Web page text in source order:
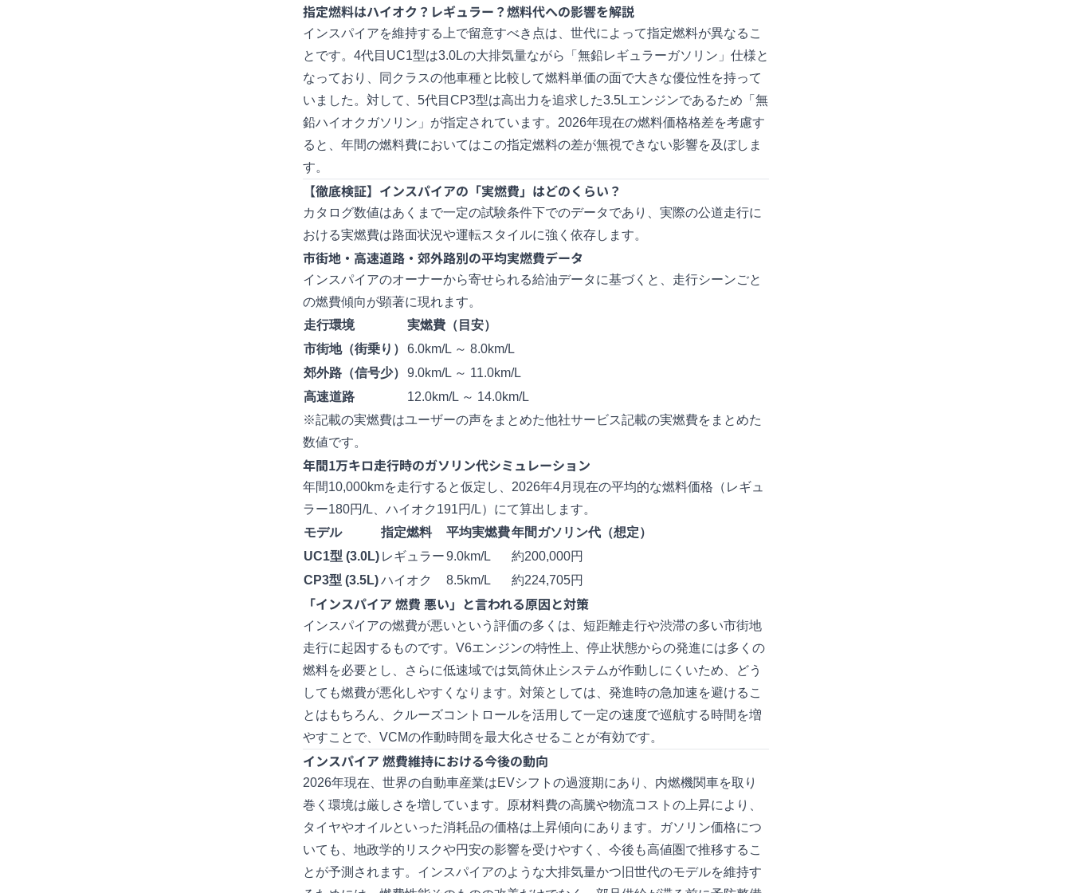
指定燃料はハイオク？レギュラー？燃料代への影響を解説
インスパイアを維持する上で留意すべき点は、世代によって指定燃料が異なるこ
とです。4代目UC1型は3.0Lの大排気量ながら「無鉛レギュラーガソリン」仕様と
なっており、同クラスの他車種と比較して燃料単価の面で大きな優位性を持って
いました。対して、5代目CP3型は高出力を追求した3.5Lエンジンであるため「無
鉛ハイオクガソリン」が指定されています。2026年現在の燃料価格格差を考慮す
ると、年間の燃料費においてはこの指定燃料の差が無視できない影響を及ぼしま
す。
【徹底検証】インスパイアの「実燃費」はどのくらい？
カタログ数値はあくまで一定の試験条件下でのデータであり、実際の公道走行に
おける実燃費は路面状況や運転スタイルに強く依存します。
市街地・高速道路・郊外路別の平均実燃費データ
インスパイアのオーナーから寄せられる給油データに基づくと、走行シーンごと
の燃費傾向が顕著に現れます。
走行環境
実燃費（目安）
市街地（街乗り）
6.0km/L ～ 8.0km/L
郊外路（信号少）
9.0km/L ～ 11.0km/L
高速道路
12.0km/L ～ 14.0km/L
※記載の実燃費はユーザーの声をまとめた他社サービス記載の実燃費をまとめた
数値です。
年間1万キロ走行時のガソリン代シミュレーション
年間10,000kmを走行すると仮定し、2026年4月現在の平均的な燃料価格（レギュ
ラー180円/L、ハイオク191円/L）にて算出します。
モデル
指定燃料 平均実燃費年間ガソリン代（想定）
UC1型 (3.0L) レギュラー9.0km/L
約200,000円
CP3型 (3.5L) ハイオク 8.5km/L 約224,705円
「インスパイア 燃費 悪い」と言われる原因と対策
インスパイアの燃費が悪いという評価の多くは、短距離走行や渋滞の多い市街地
走行に起因するものです。V6エンジンの特性上、停止状態からの発進には多くの
燃料を必要とし、さらに低速域では気筒休止システムが作動しにくいため、どう
しても燃費が悪化しやすくなります。対策としては、発進時の急加速を避けるこ
とはもちろん、クルーズコントロールを活用して一定の速度で巡航する時間を増
やすことで、VCMの作動時間を最大化させることが有効です。
インスパイア 燃費維持における今後の動向
2026年現在、世界の自動車産業はEVシフトの過渡期にあり、内燃機関車を取り
巻く環境は厳しさを増しています。原材料費の高騰や物流コストの上昇により、
タイヤやオイルといった消耗品の価格は上昇傾向にあります。ガソリン価格につ
いても、地政学的リスクや円安の影響を受けやすく、今後も高値圏で推移するこ
とが予測されます。インスパイアのような大排気量かつ旧世代のモデルを維持す